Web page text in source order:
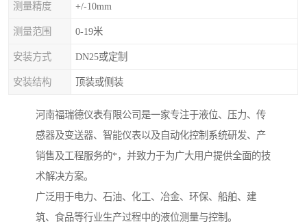
测量精度 +/-10mm
测量范围 0-19米
安装方式 DN25或定制
安装结构 顶装或侧装
河南福瑞德仪表有限公司是一家专注于液位、压力、传
感器及变送器、智能仪表以及自动化控制系统研发、产
销售及工程服务的*，并致力于为广大用户提供全面的技
术解决方案。
广泛用于电力、石油、化工、冶金、环保、船舶、建
筑、食品等行业生产过程中的液位测量与控制。